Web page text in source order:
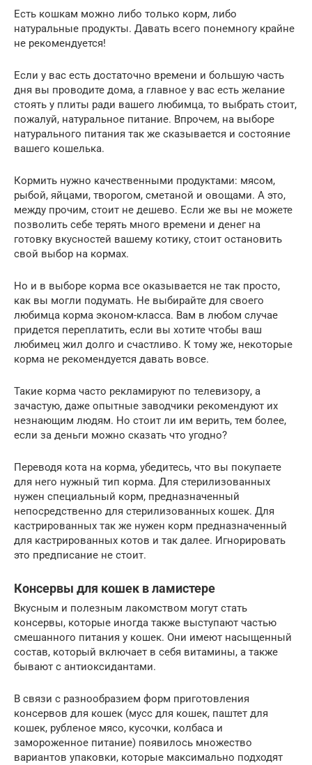
Есть кошкам можно либо только корм, либо
натуральные продукты. Давать всего понемногу крайне
не рекомендуется!
Если у вас есть достаточно времени и большую часть
дня вы проводите дома, а главное у вас есть желание
стоять у плиты ради вашего любимца, то выбрать стоит,
пожалуй, натуральное питание. Впрочем, на выборе
натурального питания так же сказывается и состояние
вашего кошелька.
Кормить нужно качественными продуктами: мясом,
рыбой, яйцами, творогом, сметаной и овощами. А это,
между прочим, стоит не дешево. Если же вы не можете
позволить себе терять много времени и денег на
готовку вкусностей вашему котику, стоит остановить
свой выбор на кормах.
Но и в выборе корма все оказывается не так просто,
как вы могли подумать. Не выбирайте для своего
любимца корма эконом-класса. Вам в любом случае
придется переплатить, если вы хотите чтобы ваш
любимец жил долго и счастливо. К тому же, некоторые
корма не рекомендуется давать вовсе.
Такие корма часто рекламируют по телевизору, а
зачастую, даже опытные заводчики рекомендуют их
незнающим людям. Но стоит ли им верить, тем более,
если за деньги можно сказать что угодно?
Переводя кота на корма, убедитесь, что вы покупаете
для него нужный тип корма. Для стерилизованных
нужен специальный корм, предназначенный
непосредственно для стерилизованных кошек. Для
кастрированных так же нужен корм предназначенный
для кастрированных котов и так далее. Игнорировать
это предписание не стоит.
Консервы для кошек в ламистере
Вкусным и полезным лакомством могут стать
консервы, которые иногда также выступают частью
смешанного питания у кошек. Они имеют насыщенный
состав, который включает в себя витамины, а также
бывают с антиоксидантами.
В связи с разнообразием форм приготовления
консервов для кошек (мусс для кошек, паштет для
кошек, рубленое мясо, кусочки, колбаса и
замороженное питание) появилось множество
вариантов упаковки, которые максимально подходят